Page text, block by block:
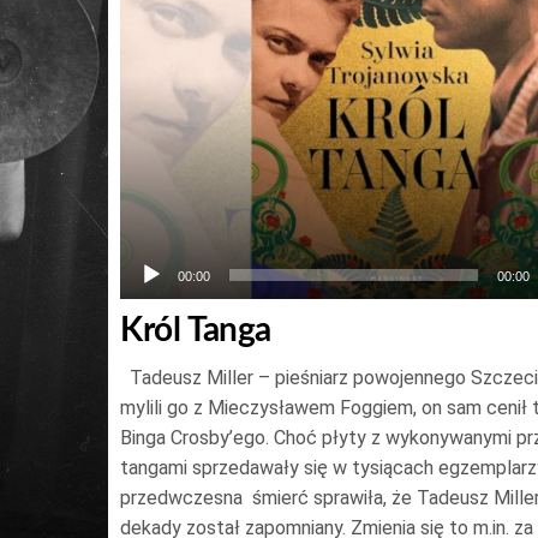
00:00 00:00
Król Tanga
Tadeusz Miller – pieśniarz powojennego
mylili go z Mieczysławem Foggiem, on sam
Binga Crosby’ego. Choć płyty z wykonywanymi
tangami sprzedawały się w tysiącach
przedwczesna śmierć sprawiła, że Tadeusz
dekady został zapomniany. Zmienia się to m.in.